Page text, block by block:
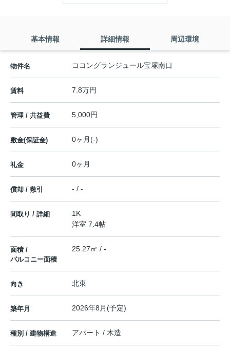
基本情報 詳細情報 周辺環境
物件名 ココングランジュール宝塚南口
賃料 7.8万円
管理 / 共益費 5,000円
敷金(保証金) 0ヶ月(-)
礼金 0ヶ月
償却 / 敷引 - / -
間取り / 詳細
1K
洋室 7.4帖
面積 /
バルコニー面積
25.27㎡ / -
向き 北東
築年月 2026年8月(予定)
種別 / 建物構造 アパート / 木造